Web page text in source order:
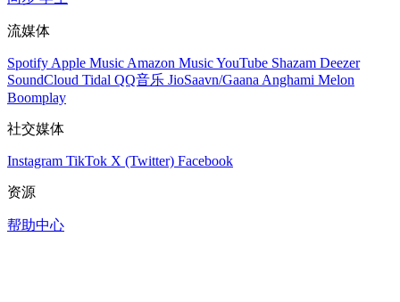
流媒体
Spotify Apple Music Amazon MusicYouTube Shazam Deezer
SoundCloud Tidal QQ音乐 JioSaavn/Gaana Anghami Melon
Boomplay
社交媒体
Instagram TikTok X (Twitter) Facebook
资源
帮助中心